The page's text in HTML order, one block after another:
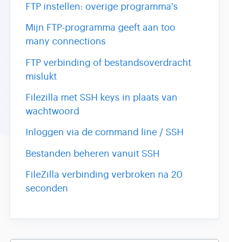
FTP instellen: overige programma's
Mijn FTP-programma geeft aan too
many connections
FTP verbinding of bestandsoverdracht
mislukt
Filezilla met SSH keys in plaats van
wachtwoord
Inloggen via de command line / SSH
Bestanden beheren vanuit SSH
FileZilla verbinding verbroken na 20
seconden